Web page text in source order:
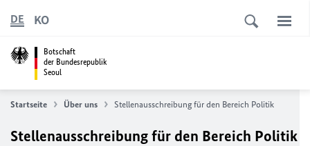
Botschaft
der Bundesrepublik
Seoul
DE KO
Startseite Über uns Stellenausschreibung für den Bereich Politik
Stellenausschreibung für den Bereich Politik